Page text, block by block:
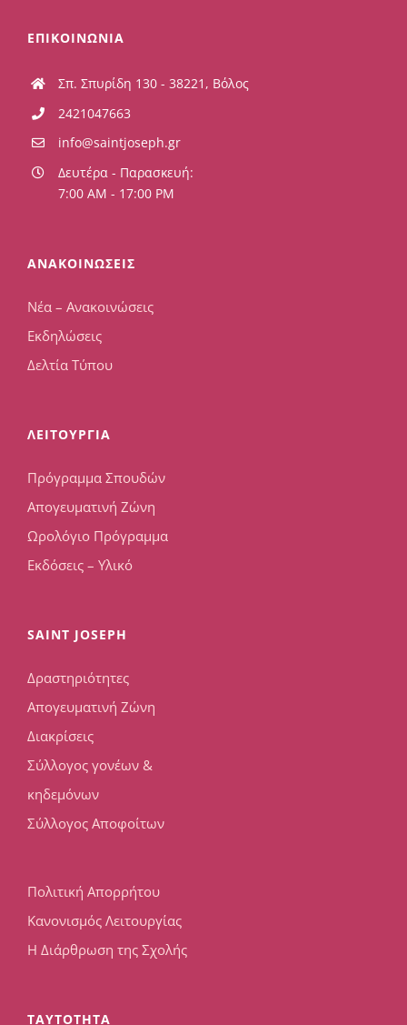
ΕΠΙΚΟΙΝΩΝΙΑ
Σπ. Σπυρίδη 130 - 38221, Βόλος
2421047663
info@saintjoseph.gr
Δευτέρα - Παρασκευή:
7:00 AM - 17:00 PM
ΑΝΑΚΟΙΝΩΣΕΙΣ
Νέα – Ανακοινώσεις
Εκδηλώσεις
Δελτία Τύπου
ΛΕΙΤΟΥΡΓΙΑ
Πρόγραμμα Σπουδών
Απογευματινή Ζώνη
Ωρολόγιο Πρόγραμμα
Εκδόσεις – Υλικό
SAINT JOSEPH
Δραστηριότητες
Απογευματινή Ζώνη
Διακρίσεις
Σύλλογος γονέων &
κηδεμόνων
Σύλλογος Αποφοίτων
Πολιτική Απορρήτου
Κανονισμός Λειτουργίας
Η Διάρθρωση της Σχολής
TAYTOTHTA